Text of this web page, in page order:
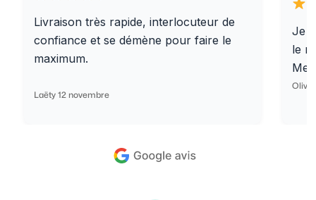
Livraison très rapide, interlocuteur de
confiance et se démène pour faire le
maximum.
Laëty 12 novembre
Je
le